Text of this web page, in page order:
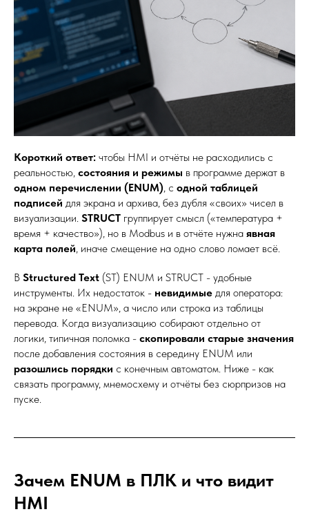
Короткий ответ: чтобы HMI и отчёты не расходились с
реальностью, состояния и режимы в программе держат в
одном перечислении (ENUM), с одной таблицей
подписей для экрана и архива, без дубля «своих» чисел в
визуализации. STRUCT группирует смысл («температура +
время + качество»), но в Modbus и в отчёте нужна явная
карта полей, иначе смещение на одно слово ломает всё.
В Structured Text (ST) ENUM и STRUCT - удобные
инструменты. Их недостаток - невидимые для оператора:
на экране не «ENUM», а число или строка из таблицы
перевода. Когда визуализацию собирают отдельно от
логики, типичная поломка - скопировали старые значения
после добавления состояния в середину ENUM или
разошлись порядки с конечным автоматом. Ниже - как
связать программу, мнемосхему и отчёты без сюрпризов на
пуске.
Зачем ENUM в ПЛК и что видит
HMI